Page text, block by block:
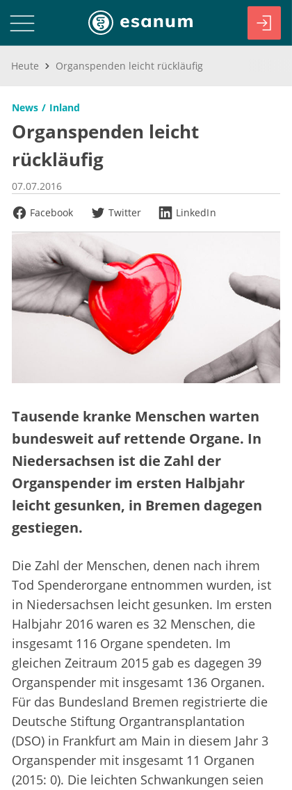
Heute Organspenden leicht rückläufig
News Inland
Organspenden leicht
rückläufig
07.07.2016
Facebook
Twitter LinkedIn
Tausende kranke Menschen warten
bundesweit auf rettende Organe. In
Niedersachsen ist die Zahl der
Organspender im ersten Halbjahr
leicht gesunken, in Bremen dagegen
gestiegen.
Die Zahl der Menschen, denen nach ihrem
Tod Spenderorgane entnommen wurden, ist
in Niedersachsen leicht gesunken. Im ersten
Halbjahr 2016 waren es 32 Menschen, die
insgesamt 116 Organe spendeten. Im
gleichen Zeitraum 2015 gab es dagegen 39
Organspender mit insgesamt 136 Organen.
Für das Bundesland Bremen registrierte die
Deutsche Stiftung Organtransplantation
(DSO) in Frankfurt am Main in diesem Jahr 3
Organspender mit insgesamt 11 Organen
(2015: 0). Die leichten Schwankungen seien